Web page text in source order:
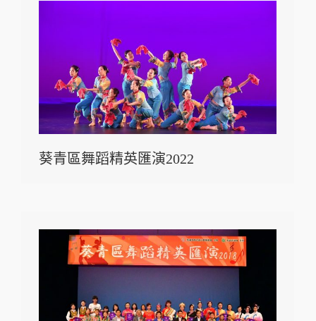
葵青區舞蹈精英匯演2022